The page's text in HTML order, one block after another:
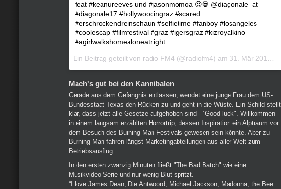
feat #keanureeves und #jasonmomoa 😍💀 @diagonale_at
#diagonale17 #hollywoodingraz #scared
#erschrockendreinschaun #selfietime #fanboy #losangeles
#coolescap #filmfestival #graz #igersgraz #kizroyalkino
#agirlwalkshomealoneatnight
Ein Beitrag geteilt von radio FM4 (@radiofm4) am 31. Mär 2017 um 8:30 Uhr
Mach's gut bei den Kannibalen
Gerade aus dem Gefängnis entlassen, wendet eine junge Frau dem US-
Bundesstaat Texas den Rücken zu und geht in die Wüste. Ein Schild stellt
klar, dass jetzt alle Gesetze aufgehoben sind - "Good luck". Willkommen
in einem langsam erzählten Horrortrip, dessen Inspiration ein Alptraum vor
dem Besuch des Burning Man Festivals gewesen sein könnte. Aber zu
Burning Man fahren längst Marketingabteilungen aus aller Welt zum
Betriebsausflug.
In den ersten zwanzig Minuten fließt "The Bad Batch" wie eine
Musikvideo-Serie und nur wenig Blut spritzt.
“I love James Dean, Die Antwoord, Michael Jackson, Madonna, the Bee